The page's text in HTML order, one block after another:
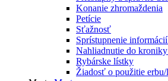
Konanie zhromaždenia
Petície
Sťažnosť
Sprístupnenie
Nahliadnutie do kroniky
Rybárske lístky
Žiadosť o použitie erbu/